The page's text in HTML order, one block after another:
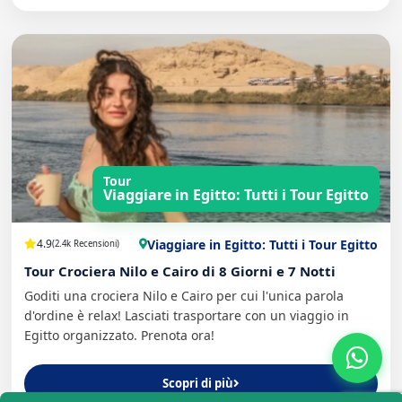
Tour
Viaggiare in Egitto: Tutti i Tour Egitto
4.9(2.4k Recensioni) Viaggiare in Egitto: Tutti i Tour Egitto
Tour Crociera Nilo e Cairo di 8 Giorni e 7 Notti
Goditi una crociera Nilo e Cairo per cui l'unica parola
d'ordine è relax! Lasciati trasportare con un viaggio in
Egitto organizzato. Prenota ora!
Scopri di più